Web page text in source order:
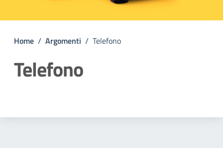
Home / Argomenti / Telefono
Telefono